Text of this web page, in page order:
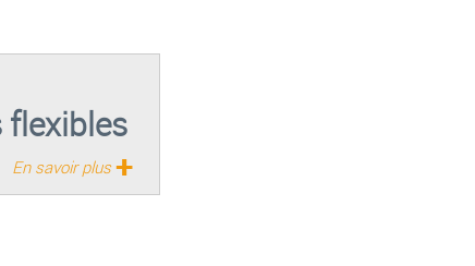
flexibles
En savoir plus+